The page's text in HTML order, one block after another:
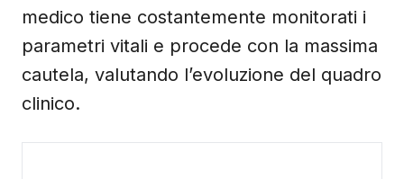
medico tiene costantemente monitorati i
parametri vitali e procede con la massima
cautela, valutando l’evoluzione del quadro
clinico.